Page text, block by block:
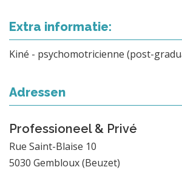
Extra informatie:
Kiné - psychomotricienne (post-
Adressen
Professioneel & Privé
Rue Saint-Blaise 10
5030 Gembloux (Beuzet)